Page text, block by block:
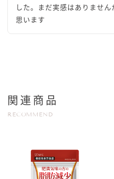
した。まだ実感はありませ
思います
関連商品
RECOMMEND